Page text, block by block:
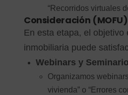
“Recorridos virtuales
Consideración (MOFU)
En esta etapa, el
inmobiliaria puede
Webinars y
Organizamos
vivienda” o “Errores